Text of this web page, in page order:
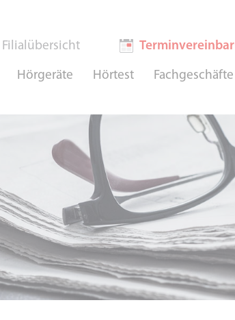
Filialübersicht
Hörgeräte Hörtest Fachgeschäfte